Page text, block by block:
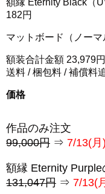
額縁 Eternity Black（
182円
マットボード（ノー
額装合計金額 23,979円
送料 / 梱包料 / 補償
価格
作品のみ注文
99,000円 ⇒ 7/13(
額縁 Eternity Purple
131,047円 ⇒ 7/13(